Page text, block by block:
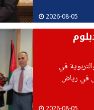
2026-08-05
في
في رياض